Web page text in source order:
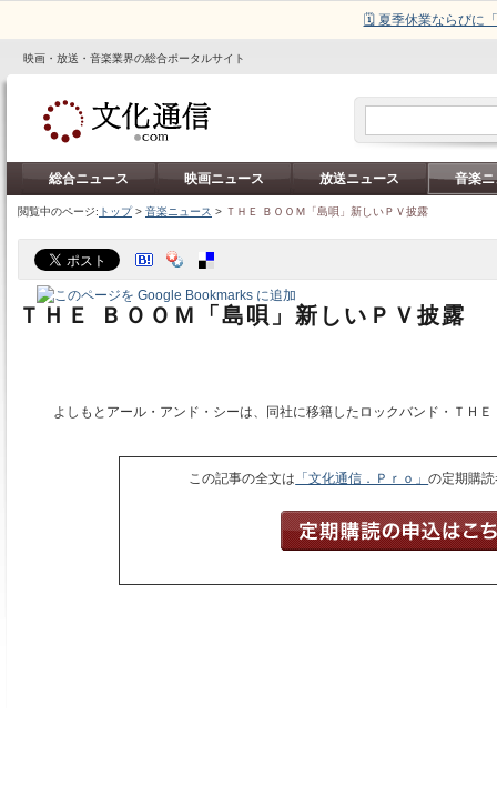
🗓️ 夏季休業ならびに
映画・放送・音楽業界の総合ポータルサイト
総合ニュース 映画ニュース 放送ニュース 音楽
閲覧中のページ: トップ> 音楽ニュース > ＴＨＥ ＢＯＯＭ「島唄」新しいＰＶ披露
ＴＨＥ ＢＯＯＭ「島唄」新しいＰＶ披露
よしもとアール・アンド・シーは、同社に移籍したロックバンド・ＴＨ
この記事の全文は 「文化通信．Ｐｒｏ」の定期購